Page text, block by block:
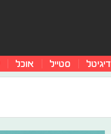
דיגיטל סטייל אוכל